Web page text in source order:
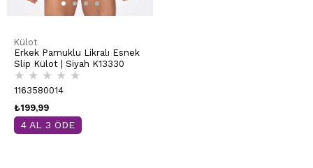
Külot
Erkek Pamuklu Likralı Esnek
Slip Külot | Siyah K13330
★ ★ ★ ★ ★
1163580014
₺199,99
4 AL 3 ÖDE